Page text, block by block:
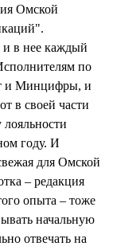
Омской
и в нее каждый
по
и Минцифры, и
в своей части
году. И
для Омской
– редакция
опыта – тоже
начальную
отвечать на